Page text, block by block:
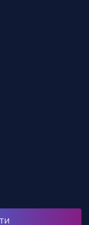
момент”
і не одружилася з